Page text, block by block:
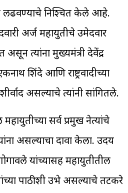
लढवण्याचे निश्चित केले आहे.
अर्ज महायुतीचे उमेदवार
त्यांना मुख्यमंत्री देवेंद्र
शिंदे आणि राष्ट्रवादीच्या
असल्याचे त्यांनी सांगितले.
सर्व प्रमुख नेत्यांचे
असल्याचा दावा केला. उदय
यांच्यासह महायुतीतील
पाठीशी उभे असल्याचे तटकरे